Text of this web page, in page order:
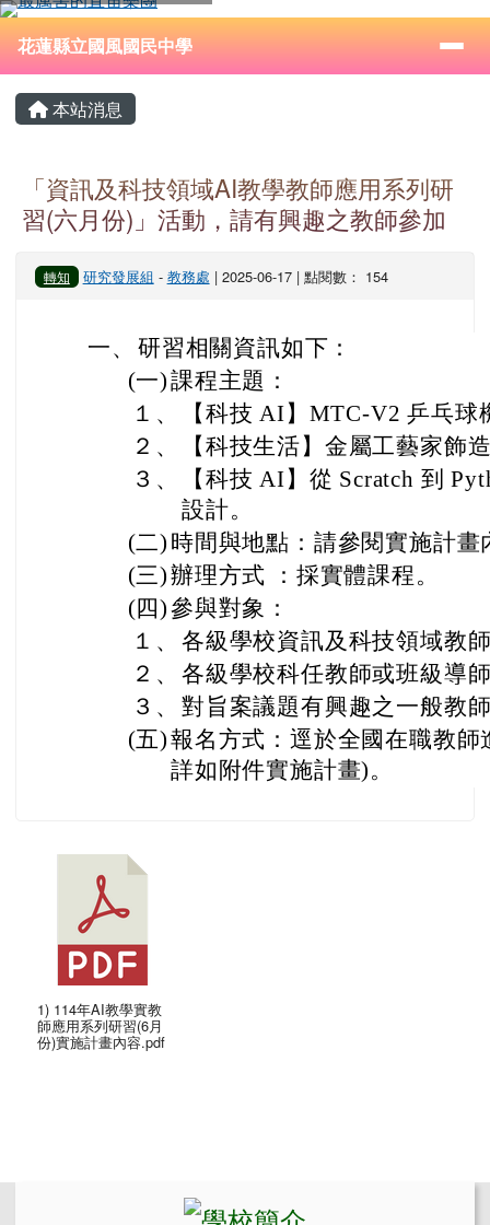
跳至主內容區
花蓮縣立國風國民中學
⏸
導覽列
花蓮縣立國風國民中學
主內容區域
本站消息
「資訊及科技領域AI教學教師應用系列研
習(六月份)」活動，請有興趣之教師參加
轉知 研究發展組 - 教務處 | 2025-06-17 | 點閱數： 154
一、 研習相關資訊如下：
(一)課程主題：
１、
【科技 AI】MTC-V2 乒乓球
２、
【科技生活】金屬工藝家飾
３、
【科技 AI】從 Scratch 到
設計。
(二) 時間與地點：請參閱實施計畫
(三)辦理方式 ：採實體課程。
(四)參與對象：
１、 各級學校資訊及科技領域教
２、 各級學校科任教師或班級導
３、 對旨案議題有興趣之一般教
(五)報名方式：逕於全國在職教
詳如附件實施計畫)。
1) 114年AI教學實教
師應用系列研習(6月
份)實施計畫內容.pdf
頁尾區域